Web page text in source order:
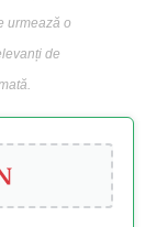
urmează o
de